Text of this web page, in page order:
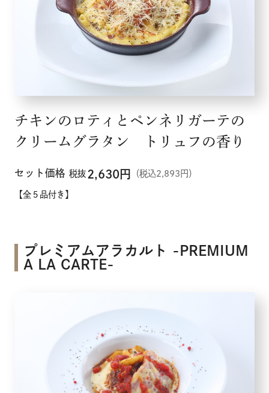
チキンのロティとペンネリガーテの
クリームグラタン トリュフの香り
セット価格 税抜 2,630円 （税込2,893円）
【全５品付き】
プレミアムアラカルト -PREMIUM
A LA CARTE-